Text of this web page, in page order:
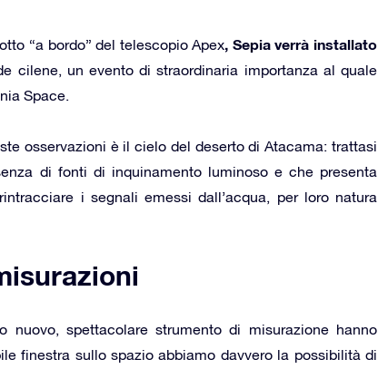
“a bordo” del telescopio Apex, Sepia verrà installato
cilene, un evento di straordinaria importanza al quale
Space.
osservazioni è il cielo del deserto di Atacama: trattasi
di fonti di inquinamento luminoso e che presenta
i segnali emessi dall’acqua, per loro natura
spettacolare strumento di misurazione hanno
finestra sullo spazio abbiamo davvero la possibilità di